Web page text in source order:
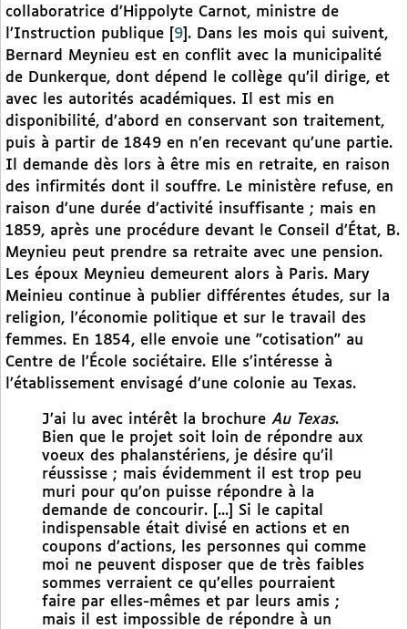
collaboratrice d’Hippolyte Carnot, ministre de
l’Instruction publique
9 . Dans les mois qui suivent,
Bernard Meynieu est en conflit avec la municipalité
de Dunkerque, dont dépend le collège qu’il dirige, et
avec les autorités académiques. Il est mis en
disponibilité, d’abord en conservant son traitement,
puis à partir de 1849 en n’en recevant qu’une partie.
Il demande dès lors à être mis en retraite, en raison
des infirmités dont il souffre. Le ministère refuse, en
raison d’une durée d’activité insuffisante ; mais en
1859, après une procédure devant le Conseil d’État, B.
Meynieu peut prendre sa retraite avec une pension.
Les époux Meynieu demeurent alors à Paris. Mary
Meinieu continue à publier différentes études, sur la
religion, l’économie politique et sur le travail des
femmes. En 1854, elle envoie une "cotisation" au
Centre de l’École sociétaire. Elle s’intéresse à
l’établissement envisagé d’une colonie au Texas.
J’ai lu avec intérêt la brochure Au Texas.
Bien que le projet soit loin de répondre aux
voeux des phalanstériens, je désire qu’il
réussisse ; mais évidemment il est trop peu
muri pour qu’on puisse répondre à la
demande de concourir. [...] Si le capital
indispensable était divisé en actions et en
coupons d’actions, les personnes qui comme
moi ne peuvent disposer que de très faibles
sommes verraient ce qu’elles pourraient
faire par elles-mêmes et par leurs amis ;
mais il est impossible de répondre à un